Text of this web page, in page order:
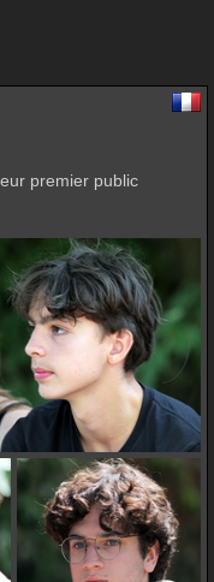
premier public